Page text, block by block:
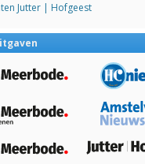
Jutter | Hofgeest